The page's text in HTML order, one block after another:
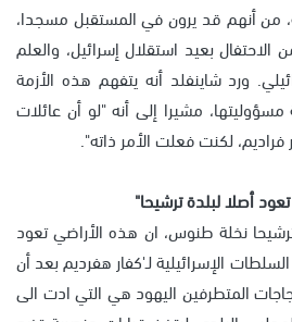
من أنهم قد يرون في المستقبل مسجدا،
الاحتفال بعيد استقلال إسرائيل، والعلم
ورد شاينفلد أنه يتفهم هذه الأزمة
مسؤوليتها، مشيرا إلى أنه "لو أن عائلات
لكنت فعلت الأمر ذاته".
أصلا لبلدة ترشيحا"
نخلة طنوس، ان هذه الأراضي تعود
الإسرائيلية لـ'كفار هفرديم بعد أن
المتطرفين اليهود هي التي ادت الى